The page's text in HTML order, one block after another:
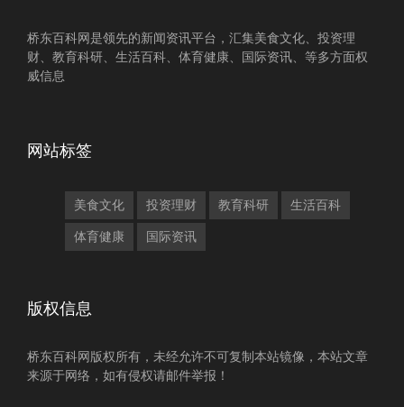
桥东百科网是领先的新闻资讯平台，汇集美食文化、投资理
财、教育科研、生活百科、体育健康、国际资讯、等多方面权
威信息
网站标签
美食文化 投资理财 教育科研 生活百科
体育健康 国际资讯
版权信息
桥东百科网版权所有，未经允许不可复制本站镜像，本站文章
来源于网络，如有侵权请邮件举报！